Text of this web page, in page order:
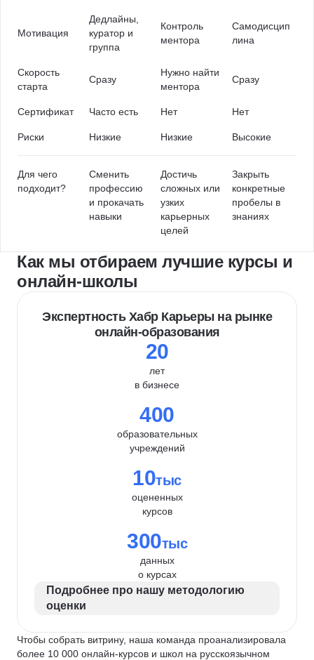
Мотивация
Дедлайны,
куратор и
группа
Контроль
ментора
Самодисцип
лина
Скорость
старта
Сразу
Нужно найти
ментора
Сразу
Сертификат Часто есть Нет Нет
Риски Низкие Низкие Высокие
Для чего
подходит?
Сменить
профессию
и прокачать
навыки
Достичь
сложных или
узких
карьерных
целей
Закрыть
конкретные
пробелы в
знаниях
Как мы отбираем лучшие курсы и
онлайн-школы
Экспертность Хабр Карьеры на рынке
онлайн-образования
20
лет
в бизнесе
400
образовательных
учреждений
10тыс
оцененных
курсов
300тыс
данных
о курсах
Подробнее про нашу методологию
оценки
Чтобы собрать витрину, наша команда проанализировала
более 10 000 онлайн-курсов и школ на русскоязычном